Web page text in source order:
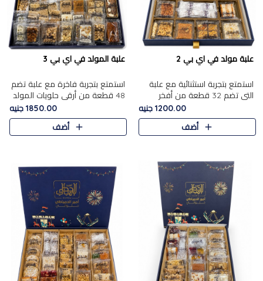
علبة مولد في اي بي 2
استمتع بتجربة استثنائية مع علبة
التي تضم 32 قطعة من أفخر
حلويات المولد الشرقية، في تشكيلة
تجمع بين الأصالة والاختيارات
الفاخرة. تحتوي العلبة..
1200.00 جنيه
أضف
علبة المولد في اي بي 3
استمتع بتجربة فاخرة مع علبة تضم
48 قطعة من أرقى حلويات المولد
الشرقية، في تشكيلة تجمع بين
الأصناف التقليدية الفاخرة والاختيارات
1850.00 جنيه
أضف